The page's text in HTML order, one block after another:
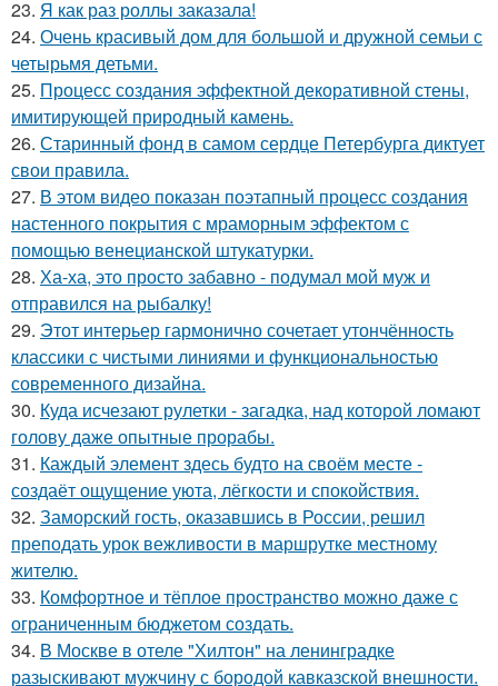
23. Я как раз роллы заказала!
24. Очень красивый дом для большой и дружной семьи с
четырьмя детьми.
25. Процесс создания эффектной декоративной стены,
имитирующей природный камень.
26. Старинный фонд в самом сердце Петербурга диктует
свои правила.
27. В этом видео показан поэтапный процесс создания
настенного покрытия с мраморным эффектом с
помощью венецианской штукатурки.
28. Ха-ха, это просто забавно - подумал мой муж и
отправился на рыбалку!
29. Этот интерьер гармонично сочетает утончённость
классики с чистыми линиями и функциональностью
современного дизайна.
30. Куда исчезают рулетки - загадка, над которой ломают
голову даже опытные прорабы.
31. Каждый элемент здесь будто на своём месте -
создаёт ощущение уюта, лёгкости и спокойствия.
32. Заморский гость, оказавшись в России, решил
преподать урок вежливости в маршрутке местному
жителю.
33. Комфортное и тёплое пространство можно даже с
ограниченным бюджетом создать.
34. В Москве в отеле "Хилтон" на ленинградке
разыскивают мужчину с бородой кавказской внешности.